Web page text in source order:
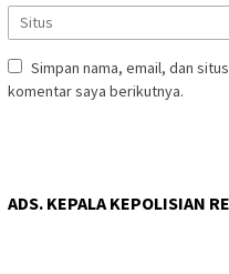
Simpan nama, email, dan
komentar saya berikutnya.
ADS. KEPALA KEPOLISIAN